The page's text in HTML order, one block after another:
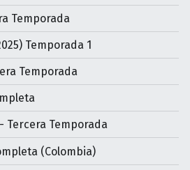
Temporada
Temporada 1
Temporada
Tercera Temporada
(Colombia)